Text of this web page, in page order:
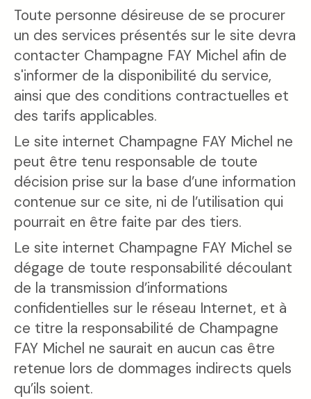
Toute personne désireuse de se procurer
un des services présentés sur le site devra
contacter Champagne FAY Michel afin de
s'informer de la disponibilité du service,
ainsi que des conditions contractuelles et
des tarifs applicables.
Le site internet Champagne FAY Michel ne
peut être tenu responsable de toute
décision prise sur la base d’une information
contenue sur ce site, ni de l’utilisation qui
pourrait en être faite par des tiers.
Le site internet Champagne FAY Michel se
dégage de toute responsabilité découlant
de la transmission d’informations
confidentielles sur le réseau Internet, et à
ce titre la responsabilité de Champagne
FAY Michel ne saurait en aucun cas être
retenue lors de dommages indirects quels
qu’ils soient.